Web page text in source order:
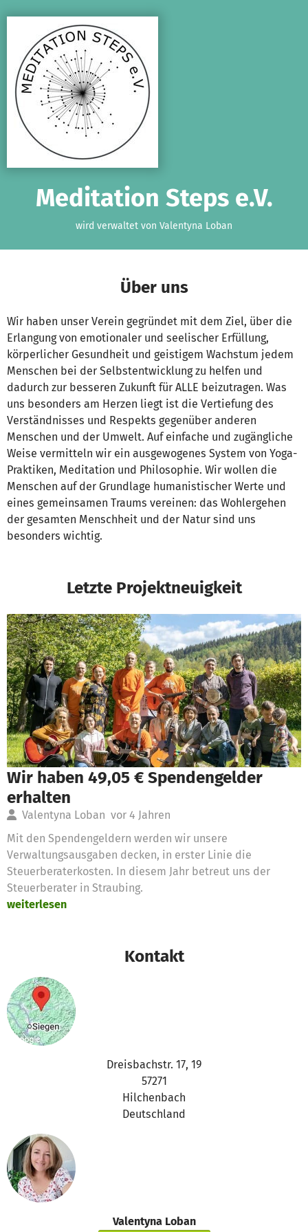
Meditation Steps e.V.
wird verwaltet von Valentyna Loban
Über uns
Wir haben unser Verein gegründet mit dem Ziel, über die
Erlangung von emotionaler und seelischer Erfüllung,
körperlicher Gesundheit und geistigem Wachstum jedem
Menschen bei der Selbstentwicklung zu helfen und
dadurch zur besseren Zukunft für ALLE beizutragen. Was
uns besonders am Herzen liegt ist die Vertiefung des
Verständnisses und Respekts gegenüber anderen
Menschen und der Umwelt. Auf einfache und zugängliche
Weise vermitteln wir ein ausgewogenes System von Yoga-
Praktiken, Meditation und Philosophie. Wir wollen die
Menschen auf der Grundlage humanistischer Werte und
eines gemeinsamen Traums vereinen: das Wohlergehen
der gesamten Menschheit und der Natur sind uns
besonders wichtig.
Letzte Projektneuigkeit
Wir haben 49,05 € Spendengelder
erhalten
Valentyna Loban vor 4 Jahren
Mit den Spendengeldern werden wir unsere
Verwaltungsausgaben decken, in erster Linie die
Steuerberaterkosten. In diesem Jahr betreut uns der
Steuerberater in Straubing.
weiterlesen
Kontakt
Dreisbachstr. 17, 19
57271
Hilchenbach
Deutschland
Valentyna Loban